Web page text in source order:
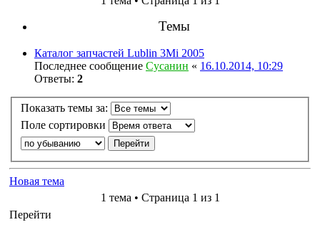
Темы
Каталог запчастей Lublin 3Mi 2005
Последнее сообщение Сусанин « 16.10.2014, 10:29
Ответы: 2
Показать темы за:
Поле сортировки
Новая тема
1 тема • Страница 1 из 1
Перейти